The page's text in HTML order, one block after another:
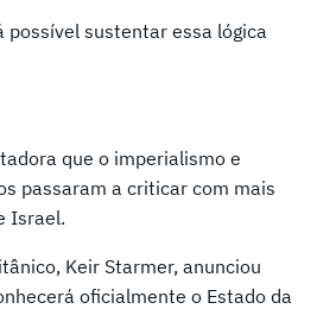
possível sustentar essa lógica
que o imperialismo e
passaram a criticar com mais
Israel.
Keir Starmer, anunciou
oficialmente o Estado da